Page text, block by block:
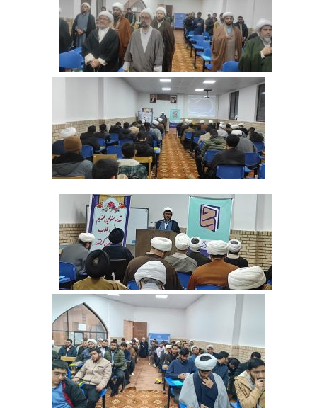
‌ ‌ ‌ ‌ ‌
‌ ‌ ‌ ‌ ‌